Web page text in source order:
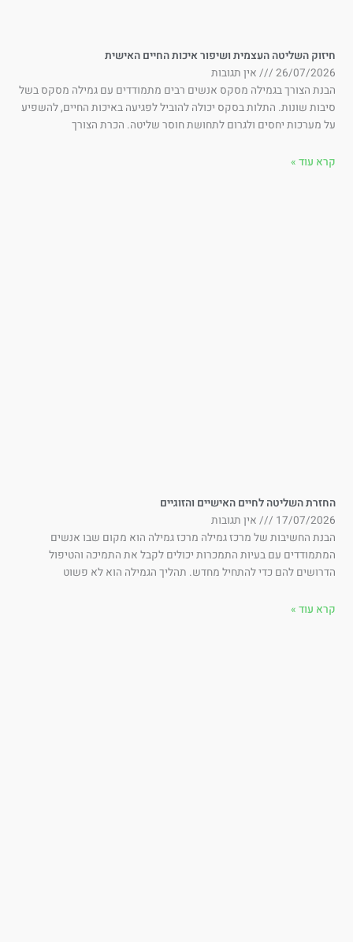
השליטה העצמית ושיפור איכות החיים האישית
26/07/
אין תגובות
הצורך בגמילה מסקס אנשים רבים מתמודדים עם גמילה מסקס בשל
שונות. התלות בסקס יכולה להוביל לפגיעה באיכות החיים, להשפיע
מערכות יחסים ולגרום לתחושת חוסר שליטה. הכרת הצורך
עוד »
השליטה לחיים האישיים והזוגיים
17/07/
אין תגובות
החשיבות של מרכז גמילה מרכז גמילה הוא מקום שבו אנשים
עם בעיות התמכרות יכולים לקבל את התמיכה והטיפול
להם כדי להתחיל מחדש. תהליך הגמילה הוא לא פשוט
עוד »